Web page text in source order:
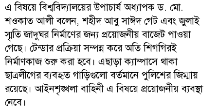
এ বিষয়ে বিশ্ববিদ্যালয়ের উপাচার্য অধ্যাপক ড. মো.
শওকাত আলী বলেন, শহীদ আবু সাঈদ গেট এবং জুলাই
স্মৃতি জাদুঘর নির্মাণের জন্য প্রয়োজনীয় বাজেট পাওয়া
গেছে। টেন্ডার প্রক্রিয়া সম্পন্ন করে অতি শিগগিরই
নির্মাণকাজ শুরু করা হবে। এছাড়া ক্যাম্পাসে থাকা
ছাত্রলীগের ব্যবহৃত গাড়িগুলো বর্তমানে পুলিশের জিম্মায়
রয়েছে। আইনশৃঙ্খলা বাহিনী এ বিষয়ে প্রয়োজনীয় ব্যবস্থা
নেবে।